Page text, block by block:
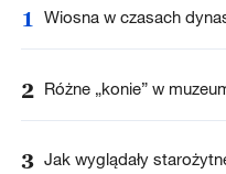
1 Wiosna w czasach
2 Różne „konie” w
3 Jak wyglądały